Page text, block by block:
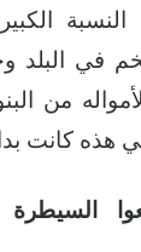
النسبة
في البلد
من
هذه كانت